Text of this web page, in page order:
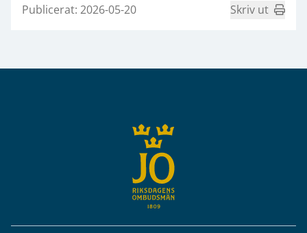
Publicerat: 2026-05-20 Skriv ut